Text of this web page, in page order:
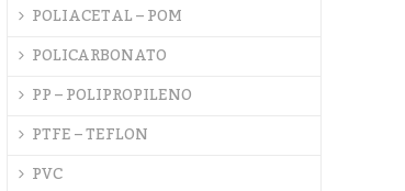
POLIACETAL – POM
POLICARBONATO
PP – POLIPROPILENO
PTFE – TEFLON
PVC